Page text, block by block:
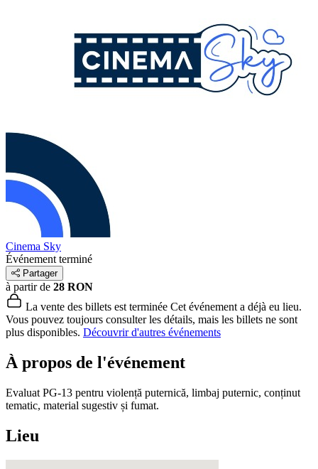
Cinema Sky
Événement terminé
Partager
à partir de 28 RON
La vente des billets est terminée Cet événement a déjà eu lieu.
Vous pouvez toujours consulter les détails, mais les billets ne sont
plus disponibles. Découvrir d'autres événements
À propos de l'événement
Evaluat PG-13 pentru violență puternică, limbaj puternic, conținut
tematic, material sugestiv și fumat.
Lieu